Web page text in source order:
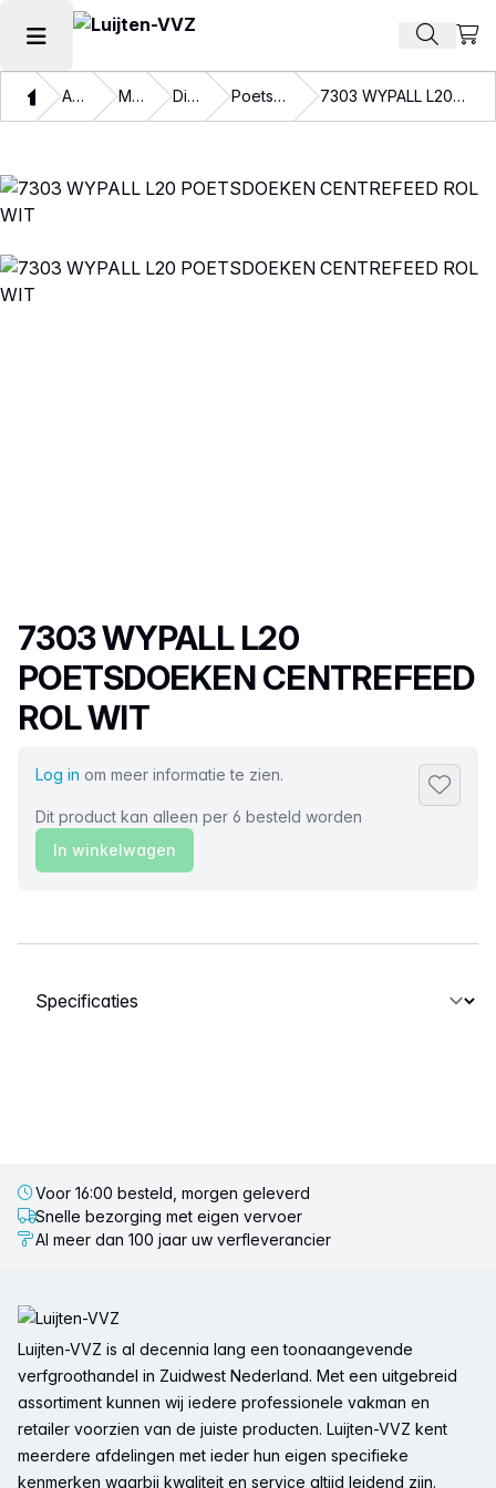
Hoofdmenu openen Zoek
ThuisAssortiment Materialen Disposables Poetspapier en doeken 7303 WYPALL L20 POETSDOEKEN CENTREFEED ROL WIT
Productnaam
7303 WYPALL L20
POETSDOEKEN CENTREFEED
ROL WIT
Log in om meer informatie te zien.
Dit product kan alleen per 6 besteld worden
In winkelwagen
Selecteer een tabblad
Voor 16:00 besteld, morgen geleverd
Snelle bezorging met eigen vervoer
Al meer dan 100 jaar uw verfleverancier
Luijten-VVZ is al decennia lang een toonaangevende
verfgroothandel in Zuidwest Nederland. Met een uitgebreid
assortiment kunnen wij iedere professionele vakman en
retailer voorzien van de juiste producten. Luijten-VVZ kent
meerdere afdelingen met ieder hun eigen specifieke
kenmerken waarbij kwaliteit en service altijd leidend zijn.